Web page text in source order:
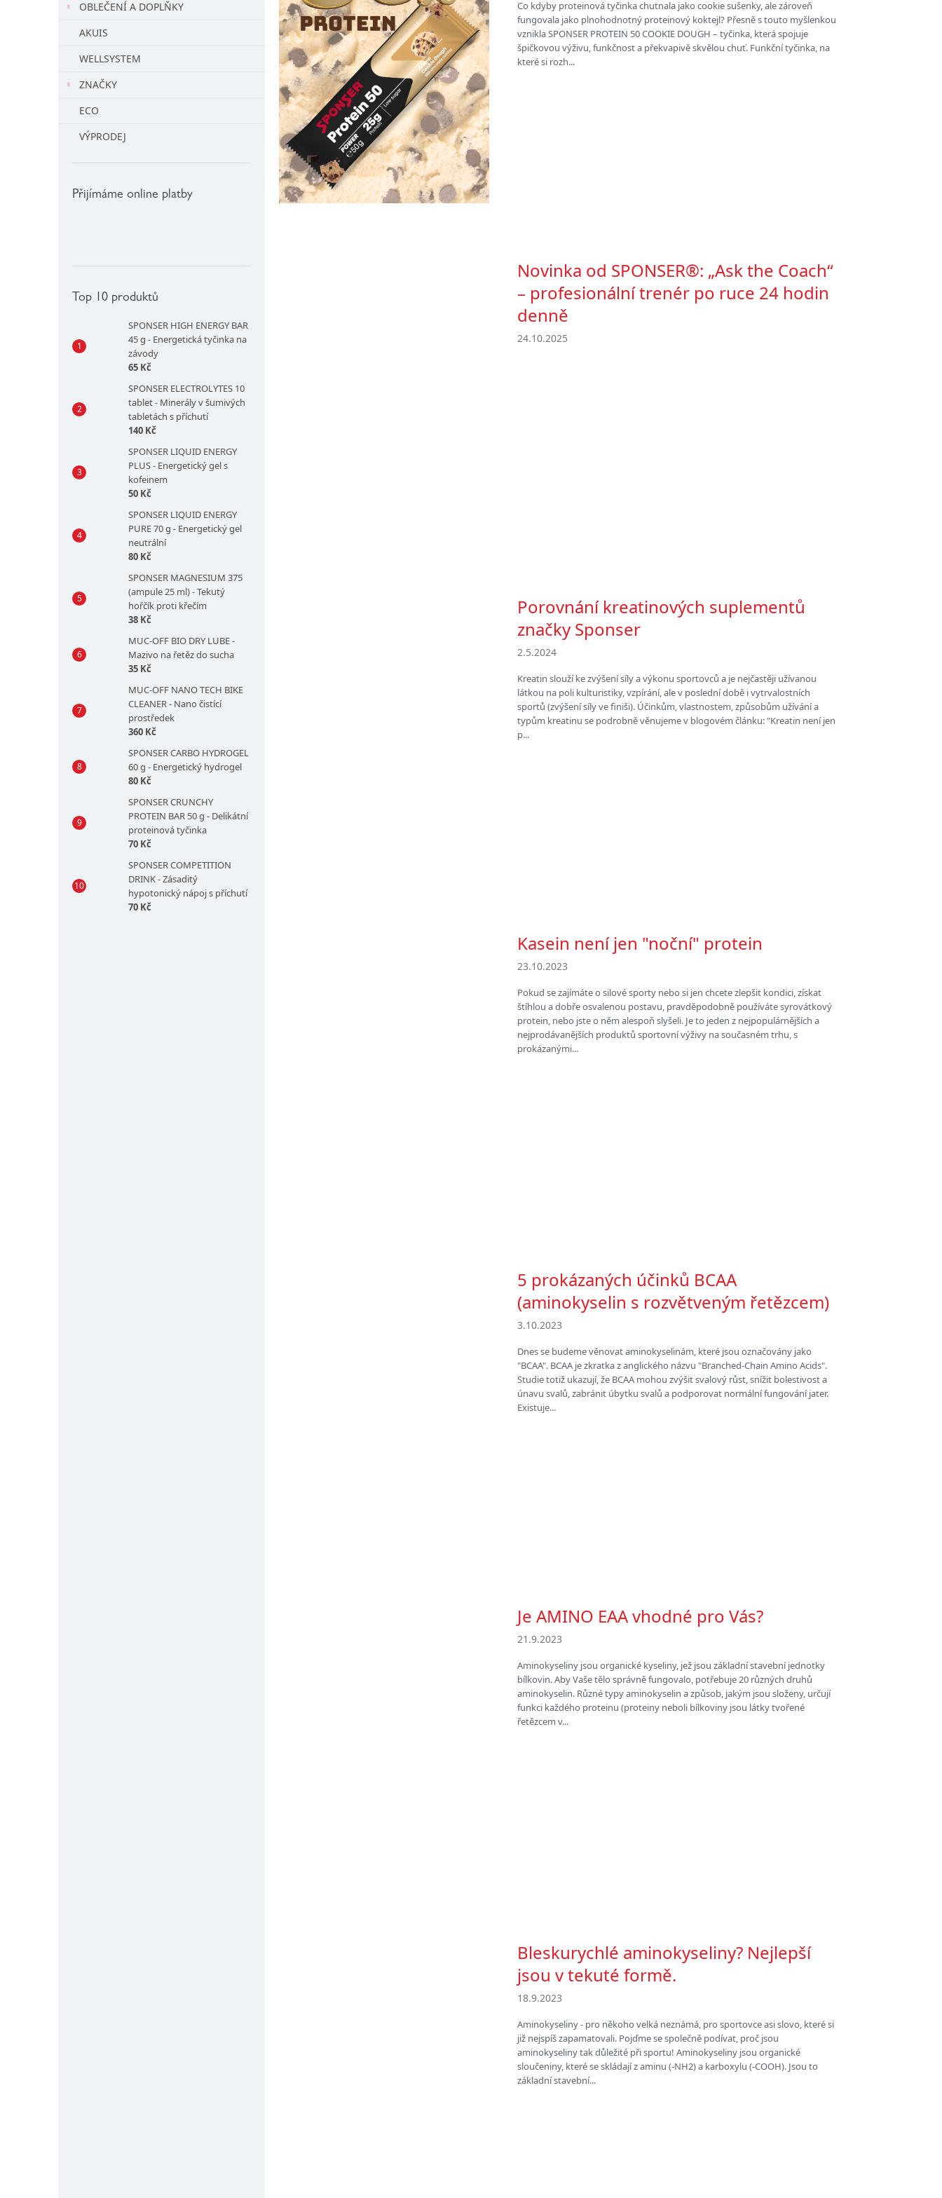
OBLEČENÍ A DOPLŇKY
AKUIS
WELLSYSTEM
ZNAČKY
ECO
VÝPRODEJ
Přijímáme online platby
Top 10 produktů
SPONSER HIGH ENERGY BAR
45 g - Energetická tyčinka na
závody
65 Kč
SPONSER ELECTROLYTES 10
tablet - Minerály v šumivých
tabletách s příchutí
140 Kč
SPONSER LIQUID ENERGY
PLUS - Energetický gel s
kofeinem
50 Kč
SPONSER LIQUID ENERGY
PURE 70 g - Energetický gel
neutrální
80 Kč
SPONSER MAGNESIUM 375
(ampule 25 ml) - Tekutý
hořčík proti křečím
38 Kč
MUC-OFF BIO DRY LUBE -
Mazivo na řetěz do sucha
35 Kč
MUC-OFF NANO TECH BIKE
CLEANER - Nano čistící
prostředek
360 Kč
SPONSER CARBO HYDROGEL
60 g - Energetický hydrogel
80 Kč
SPONSER CRUNCHY
PROTEIN BAR 50 g - Delikátní
proteinová tyčinka
70 Kč
SPONSER COMPETITION
DRINK - Zásaditý
hypotonický nápoj s příchutí
70 Kč
č
l
á
n
k
ů
Co kdyby proteinová tyčinka chutnala jako cookie sušenky, ale zároveň
fungovala jako plnohodnotný proteinový koktejl? Přesně s touto myšlenkou
vznikla SPONSER PROTEIN 50 COOKIE DOUGH – tyčinka, která spojuje
špičkovou výživu, funkčnost a překvapivě skvělou chuť. Funkční tyčinka, na
které si rozh...
Novinka od SPONSER®: „Ask the Coach“
– profesionální trenér po ruce 24 hodin
denně
24.10.2025
Porovnání kreatinových suplementů
značky Sponser
2.5.2024
Kreatin slouží ke zvýšení síly a výkonu sportovců a je nejčastěji užívanou
látkou na poli kulturistiky, vzpírání, ale v poslední době i vytrvalostních
sportů (zvýšení síly ve finiši). Účinkům, vlastnostem, způsobům užívání a
typům kreatinu se podrobně věnujeme v blogovém článku: "Kreatin není jen
p...
Kasein není jen "noční" protein
23.10.2023
Pokud se zajímáte o silové sporty nebo si jen chcete zlepšit kondici, získat
štíhlou a dobře osvalenou postavu, pravděpodobně používáte syrovátkový
protein, nebo jste o něm alespoň slyšeli. Je to jeden z nejpopulárnějších a
nejprodávanějších produktů sportovní výživy na současném trhu, s
prokázanými...
5 prokázaných účinků BCAA
(aminokyselin s rozvětveným řetězcem)
3.10.2023
Dnes se budeme věnovat aminokyselinám, které jsou označovány jako
"BCAA". BCAA je zkratka z anglického názvu "Branched-Chain Amino Acids".
Studie totiž ukazují, že BCAA mohou zvýšit svalový růst, snížit bolestivost a
únavu svalů, zabránit úbytku svalů a podporovat normální fungování jater.
Existuje...
Je AMINO EAA vhodné pro Vás?
21.9.2023
Aminokyseliny jsou organické kyseliny, jež jsou základní stavební jednotky
bílkovin. Aby Vaše tělo správně fungovalo, potřebuje 20 různých druhů
aminokyselin. Různé typy aminokyselin a způsob, jakým jsou složeny, určují
funkci každého proteinu (proteiny neboli bílkoviny jsou látky tvořené
řetězcem v...
Bleskurychlé aminokyseliny? Nejlepší
jsou v tekuté formě.
18.9.2023
Aminokyseliny - pro někoho velká neznámá, pro sportovce asi slovo, které si
již nejspíš zapamatovali. Pojďme se společně podívat, proč jsou
aminokyseliny tak důležité při sportu! Aminokyseliny jsou organické
sloučeniny, které se skládají z aminu (-NH2) a karboxylu (-COOH). Jsou to
základní stavební...